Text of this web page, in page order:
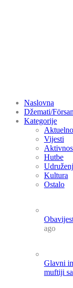
Naslovna
Džemati/
Kategorije
Aktuelno
Vijesti
Hutbe
Kultura
Ostalo
ago
Glavni
muftiji